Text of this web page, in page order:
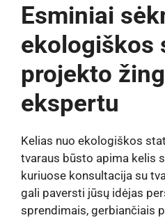
Esminiai
ekologiškos
projekto
ekspertu
Kelias nuo ekologiškos
tvaraus būsto apima kelis
kuriuose konsultacija su
gali paversti jūsų idėjas
sprendimais, gerbiančiais